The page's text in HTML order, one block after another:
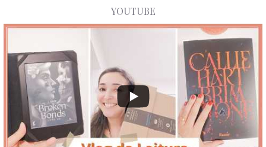
YOUTUBE